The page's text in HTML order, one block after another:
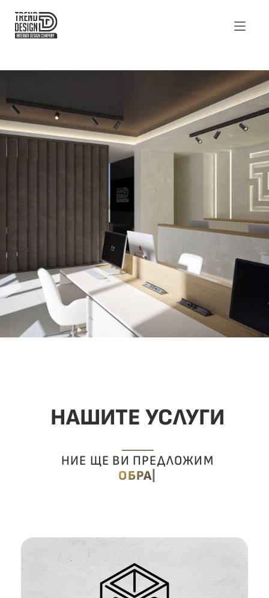
НАШИТЕ УСЛУГИ
НИЕ ЩЕ ВИ ПРЕДЛОЖИМ
ОБРАТНА ВРЪЗКА